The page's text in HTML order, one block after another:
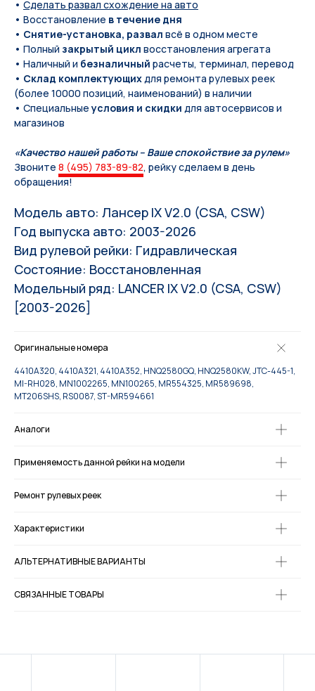
• Сделать развал схождение на авто
• Восстановление в течение дня
• Снятие-установка, развал всё в одном месте
• Полный закрытый цикл восстановления агрегата
• Наличный и безналичный расчеты, терминал, перевод
• Склад комплектующихдля ремонта рулевых реек
(более 10000 позиций, наименований) в наличии
• Специальныеусловия и скидки для автосервисов и
магазинов
«Качество нашей работы – Ваше спокойствие за рулем»
Звоните 8 (495) 783-89-82, рейку сделаем в день
обращения!
Модель авто: Лансер IX V2.0 (CSA, CSW)
Год выпуска авто: 2003-2026
Вид рулевой рейки: Гидравлическая
Состояние: Восстановленная
Модельный ряд: LANCER IX V2.0 (CSA, CSW)
[2003-2026]
Оригинальные номера
4410A320, 4410A321, 4410A352, HNQ2580GQ, HNQ2580KW, JTC-445-1,
MI-RH028, MN1002265, MN100265, MR554325, MR589698,
MT206SHS, RS0087, ST-MR594661
Аналоги
Применяемость данной рейки на модели
Ремонт рулевых реек
Характеристики
АЛЬТЕРНАТИВНЫЕ ВАРИАНТЫ
СВЯЗАННЫЕ ТОВАРЫ